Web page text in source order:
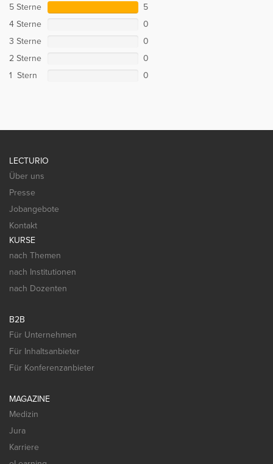
5 Sterne
5
4 Sterne
0
3 Sterne
0
2 Sterne
0
1 Stern
0
LECTURIO
Über uns
Presse
Jobangebote
Kontakt
KURSE
nach Themen
nach Institutionen
nach Dozenten
B2B
Für Unternehmen
Für Inhaltsanbieter
Für Konferenzanbieter
MAGAZINE
Medizin
Jura
Karriere